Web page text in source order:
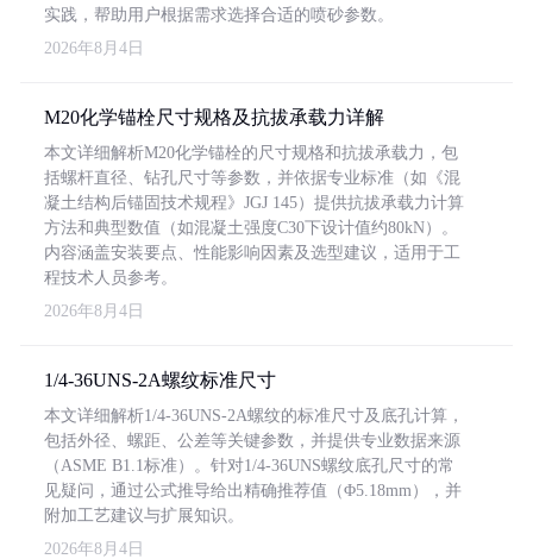
实践，帮助用户根据需求选择合适的喷砂参数。
2026年8月4日
M20化学锚栓尺寸规格及抗拔承载力详解
本文详细解析M20化学锚栓的尺寸规格和抗拔承载力，包
括螺杆直径、钻孔尺寸等参数，并依据专业标准（如《混
凝土结构后锚固技术规程》JGJ 145）提供抗拔承载力计算
方法和典型数值（如混凝土强度C30下设计值约80kN）。
内容涵盖安装要点、性能影响因素及选型建议，适用于工
程技术人员参考。
2026年8月4日
1/4-36UNS-2A螺纹标准尺寸
本文详细解析1/4-36UNS-2A螺纹的标准尺寸及底孔计算，
包括外径、螺距、公差等关键参数，并提供专业数据来源
（ASME B1.1标准）。针对1/4-36UNS螺纹底孔尺寸的常
见疑问，通过公式推导给出精确推荐值（Φ5.18mm），并
附加工艺建议与扩展知识。
2026年8月4日